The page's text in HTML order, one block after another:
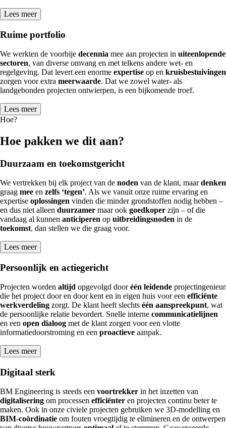
Lees meer
Ruime portfolio
We werkten de voorbije decennia mee aan projecten in uiteenlopende
sectoren, van diverse omvang en met telkens andere wet- en
regelgeving. Dat levert een enorme expertise op en kruisbestuivingen
zorgen voor extra meerwaarde. Dat we zowel water- als
landgebonden projecten ontwierpen, is een bijkomende troef.
Lees meer
Hoe?
Hoe pakken we dit aan?
Duurzaam en toekomstgericht
We vertrekken bij elk project van de noden van de klant, maardenken
graag mee en zelfs ‘tegen’. Als we vanuit onze ruime ervaring en
expertise oplossingen vinden die minder grondstoffen nodig hebben –
en dus niet alleen duurzamer maar ook goedkoper zijn – of die
vandaag al kunnen anticiperen op uitbreidingsnoden in de
toekomst, dan stellen we die graag voor.
Lees meer
Persoonlijk en actiegericht
Projecten worden altijd opgevolgd dooréén leidende projectingenieur
die het project door en door kent en in eigen huis voor een efficiënte
werkverdeling zorgt. De klant heeft slechts één aanspreekpunt, wat
de persoonlijke relatie bevordert. Snelle interne communicatielijnen
en een open dialoog met de klant zorgen voor een vlotte
informatiedoorstroming en een proactieve aanpak.
Lees meer
Digitaal sterk
BM Engineering is steeds een voortrekker in het inzetten van
digitalisering om processen efficiënter en projecten continu beter te
maken. Ook in onze civiele projecten gebruiken we 3D-modelling en
BIM-coördinatie om fouten vroegtijdig te elimineren en de ontwerpen